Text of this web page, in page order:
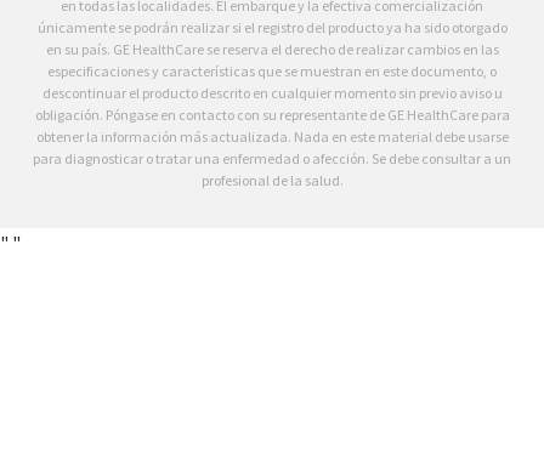
en todas las localidades. El embarque y la efectiva comercialización
únicamente se podrán realizar si el registro del producto ya ha sido otorgado
en su país. GE HealthCare se reserva el derecho de realizar cambios en las
especificaciones y características que se muestran en este documento, o
descontinuar el producto descrito en cualquier momento sin previo aviso u
obligación. Póngase en contacto con su representante de GE HealthCare para
obtener la información más actualizada. Nada en este material debe usarse
para diagnosticar o tratar una enfermedad o afección. Se debe consultar a un
profesional de la salud.
" "